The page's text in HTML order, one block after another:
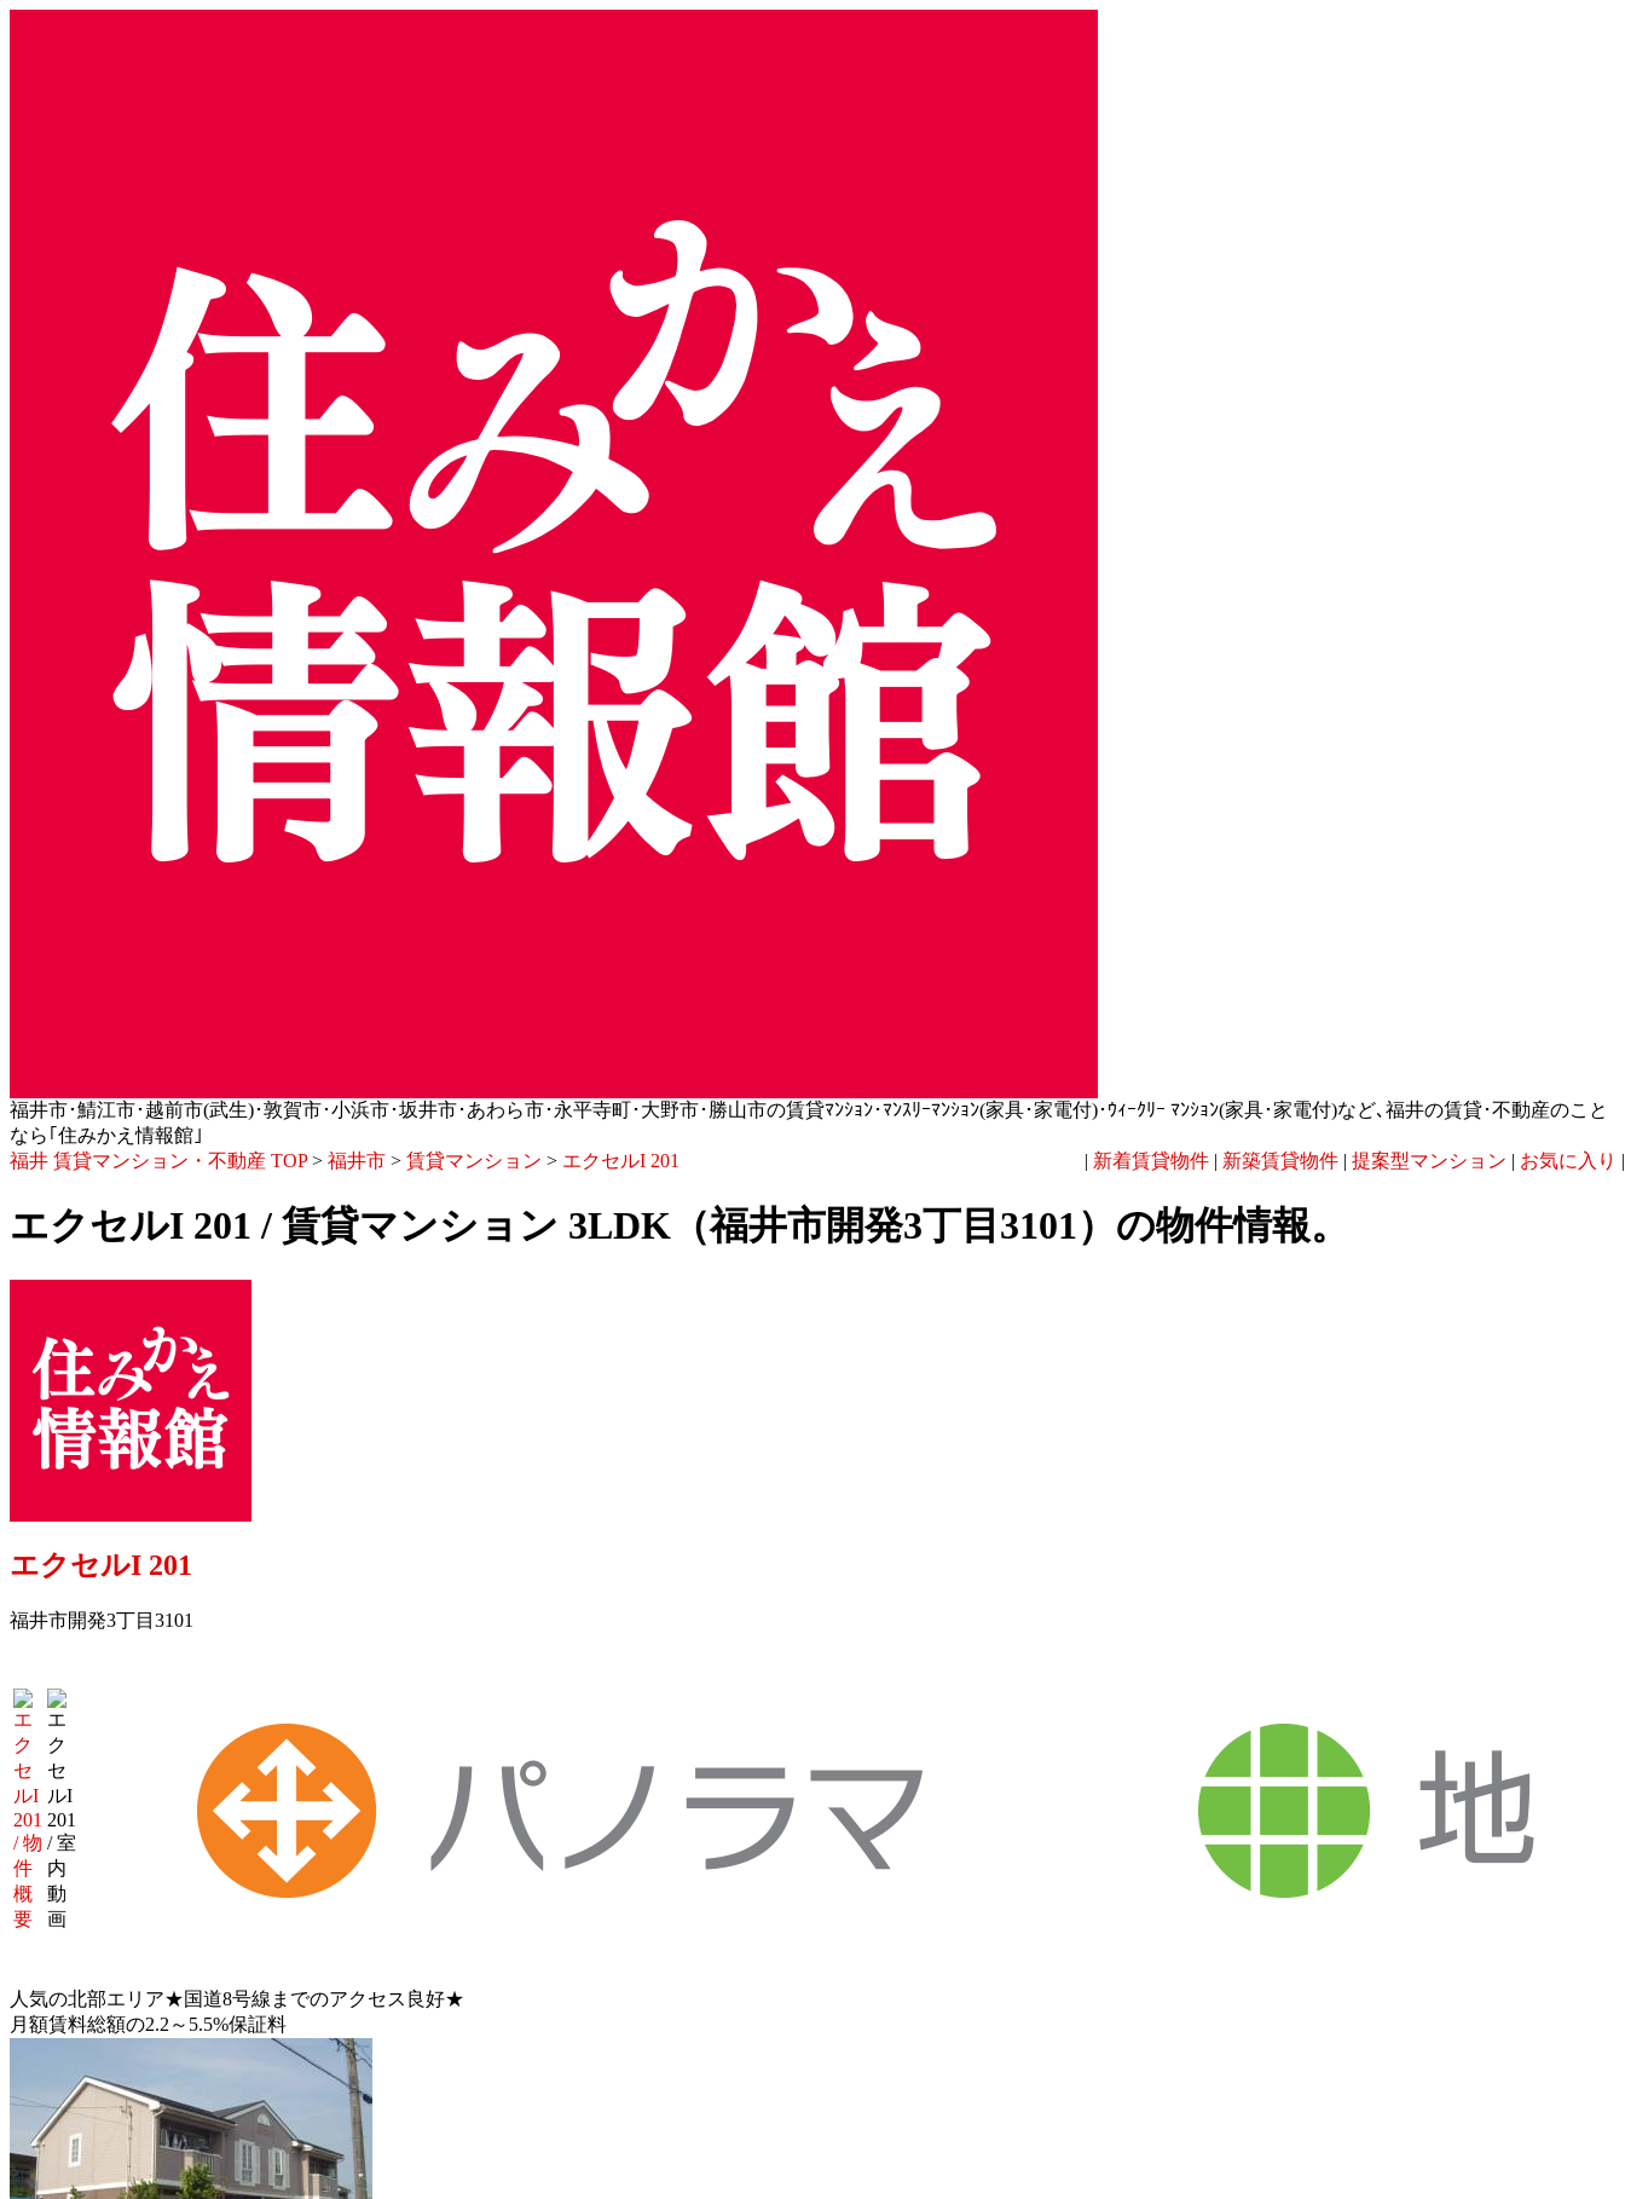
福井市･鯖江市･越前市(武生)･敦賀市･小浜市･坂井市･あわら市･永平寺町･大野市･勝山市の賃貸ﾏﾝｼｮﾝ･ﾏﾝｽﾘｰﾏﾝｼｮﾝ(家具･家電付)･ｳｨｰｸﾘｰ ﾏﾝｼｮﾝ(家具･家電付)など､福井の賃貸･不動産のこと
なら｢住みかえ情報館｣
| 新着賃貸物件 | 新築賃貸物件 | 提案型マンション | お気に入り |
福井 賃貸マンション・不動産 TOP> 福井市 > 賃貸マンション > エクセルI 201
エクセルI 201 / 賃貸マンション 3LDK（福井市開発3丁目3101）の物件情報。
エクセルI 201
福井市開発3丁目3101
人気の北部エリア★国道8号線までのアクセス良好★
月額賃料総額の2.2～5.5%保証料